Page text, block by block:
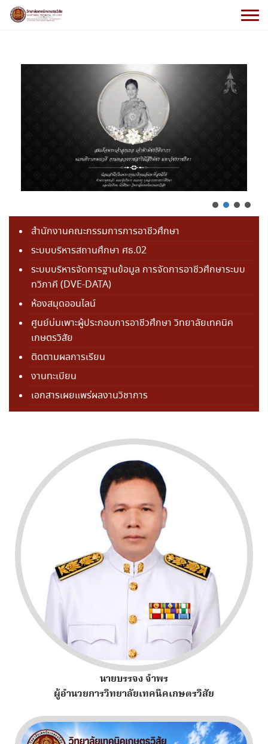
สำนักงานคณะกรรมการการอาชีวศึกษา
ระบบบริหารสถานศึกษา ศธ.02
ระบบบริหารจัดการฐานข้อมูล การจัดการอาชีวศึกษาระบบ
ทวิภาคี (DVE-DATA)
ห้องสมุดออนไลน์
ศูนย์บ่มเพาะผู้ประกอบการอาชีวศึกษา วิทยาลัยเทคนิค
เกษตรวิสัย
ติดตามผลการเรียน
งานทะเบียน
เอกสารเผยแพร่ผลงานวิชาการ
นายบรรจง จำพร
ผู้อำนวยการวิทยาลัยเทคนิคเกษตรวิสัย